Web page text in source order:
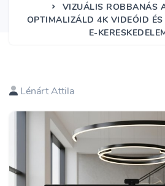
VIZUÁLIS ROBBANÁS
OPTIMALIZÁLD 4K VIDEÓID ÉS
E-
Lénárt Attila